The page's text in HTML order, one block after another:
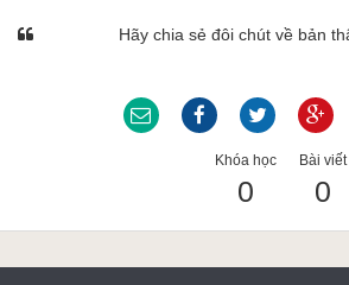
Hãy chia sẻ đôi chút về bản
Khóa học
0
Bài viết
0